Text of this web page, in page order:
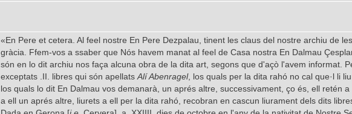
«En Pere et cetera. Al feel nostre En Pere Dezpalau, tinent les claus del nostre archiu de
gràcia. Ffem-vos a ssaber que Nós havem manat al feel de Casa nostra En Dalmau
són en lo dit archiu nos faça alcuna obra de la dita art, segons que d'açò l'avem informat.
exceptats .II. libres qui són apellatsAlí Abenragel, los quals per la dita rahó no cal que·l li
los quals lo dit En Dalmau vos demanarà, un aprés altre, successivament, ço és, ell retén
a ell un aprés altre, liurets a ell per la dita rahó, recobran en cascun liurament dels dits